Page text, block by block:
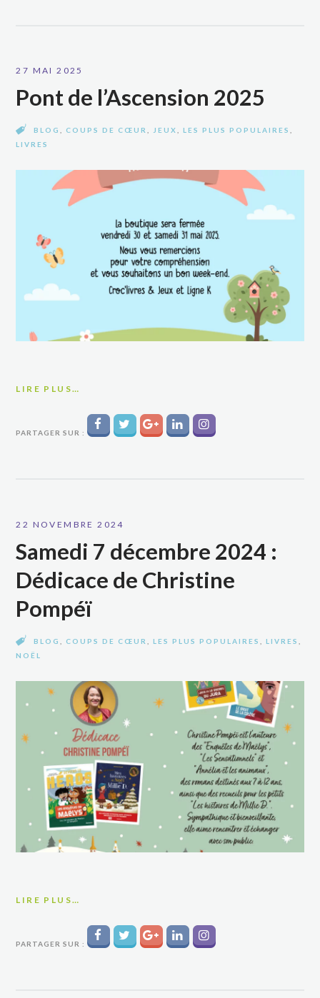
27 MAI 2025
Pont de l’Ascension 2025
BLOG COUPS DE CŒUR JEUX ,LES PLUS POPULAIRES
LIVRES
LIRE PLUS…
PARTAGER SUR :
22 NOVEMBRE 2024
Samedi 7 décembre 2024 :
Dédicace de Christine
Pompéï
BLOG COUPS DE CŒUR ,LES PLUS POPULAIRES ,LIVRES
NOËL
LIRE PLUS…
PARTAGER SUR :